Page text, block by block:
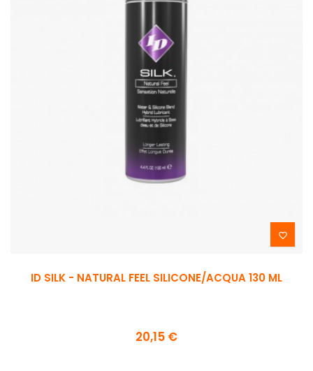

ID SILK - NATURAL FEEL SILICONE/ACQUA 130 ML
20,15 €